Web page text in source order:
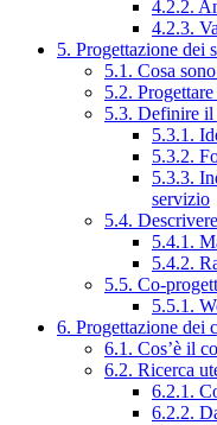
4.2.2.
4.2.3.
5. Progettazione dei
5.1. Cosa
5.2.
5.3. Definire
5.3.1.
5.3.2.
5.3.3.
servizio
5.4.
5.4.1.
5.4.2.
5.5. Co-
5.5.1.
6. Progettazione dei
6.1. Cos’è il
6.2. Ricerca
6.2.1.
6.2.2.